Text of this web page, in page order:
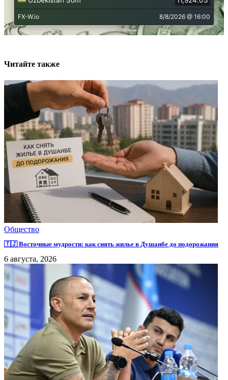
Читайте также
Общество
🇹🇯 Восточные мудрости: как снять жилье в Душанбе до подорожания
6 августа, 2026